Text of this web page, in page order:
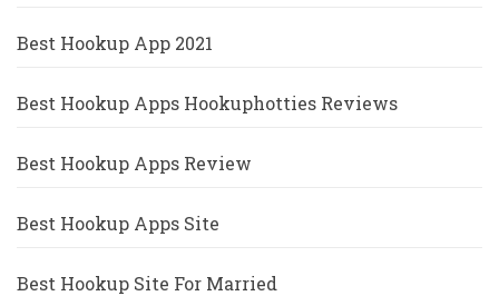
Best Hookup App 2021
Best Hookup Apps Hookuphotties Reviews
Best Hookup Apps Review
Best Hookup Apps Site
Best Hookup Site For Married